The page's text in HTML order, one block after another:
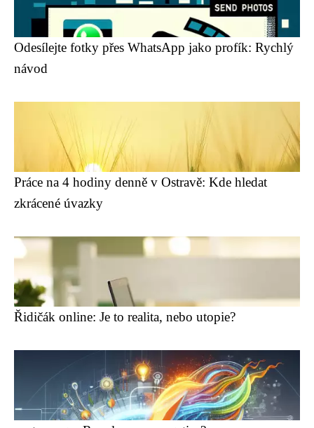
Odesílejte fotky přes WhatsApp jako profík: Rychlý
návod
Práce na 4 hodiny denně v Ostravě: Kde hledat
zkrácené úvazky
Řidičák online: Je to realita, nebo utopie?